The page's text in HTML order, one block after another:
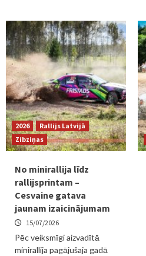
2026
Rallijs Latvijā
Zibziņas
No minirallija līdz
rallijsprintam –
Cesvaine gatava
jaunam izaicinājumam
15/07/2026
Pēc veiksmīgi aizvadītā
minirallija pagājušaja gadā